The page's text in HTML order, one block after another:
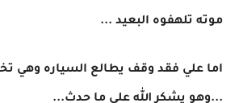
موته تلهفوه البعيد ...
اما علي فقد وقف يطالع السياره وهي
...وهو يشكر الله علي ما حدث...